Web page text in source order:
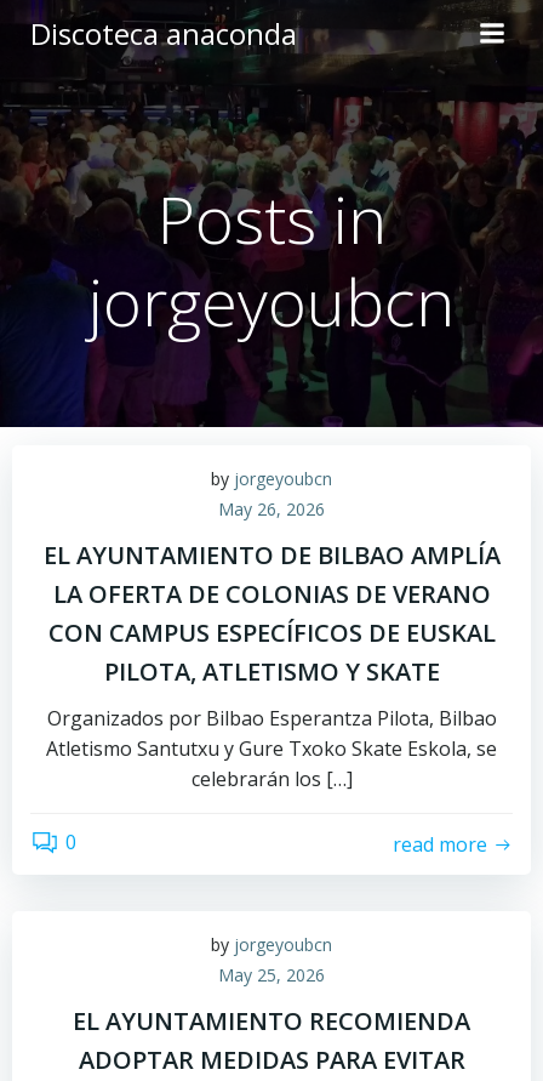
Skip
to
content
Discoteca anaconda
Posts in
jorgeyoubcn
by jorgeyoubcn
May 26, 2026
EL AYUNTAMIENTO DE BILBAO AMPLÍA
LA OFERTA DE COLONIAS DE VERANO
CON CAMPUS ESPECÍFICOS DE EUSKAL
PILOTA, ATLETISMO Y SKATE
Organizados por Bilbao Esperantza Pilota, Bilbao
Atletismo Santutxu y Gure Txoko Skate Eskola, se
celebrarán los […]
0 read more
by jorgeyoubcn
May 25, 2026
EL AYUNTAMIENTO RECOMIENDA
ADOPTAR MEDIDAS PARA EVITAR